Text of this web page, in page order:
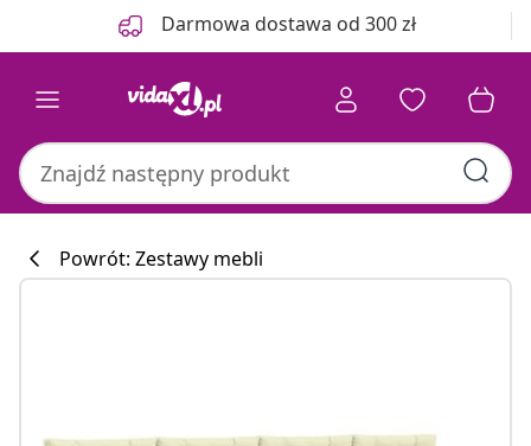
Darmowa dostawa od 300 zł
Powrót: Zestawy mebli